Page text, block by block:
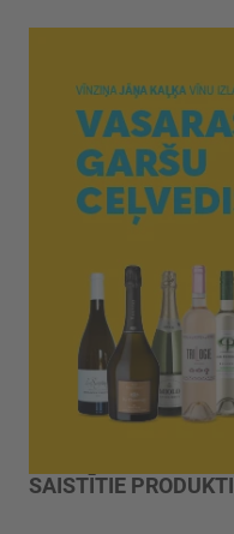
SAISTĪTIE PRODUKTI